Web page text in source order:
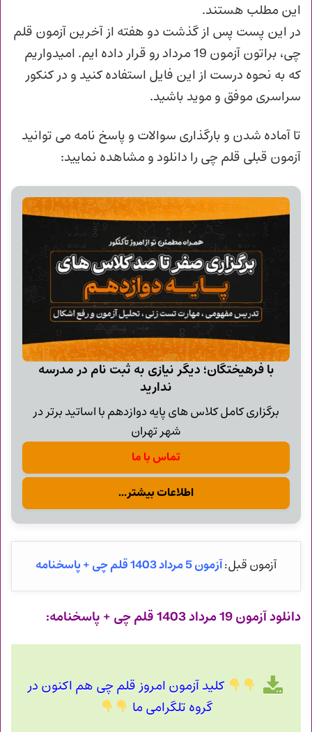
این مطلب هستند.
در این پست پس از گذشت دو هفته از آخرین آزمون قلم
چی، براتون آزمون 19 مرداد رو قرار داده ایم. امیدواریم
که به نحوه درست از این فایل استفاده کنید و در کنکور
سراسری موفق و موید باشید.
تا آماده شدن و بارگذاری سوالات و پاسخ نامه می توانید
آزمون قبلی قلم چی را دانلود و مشاهده نمایید:
با فرهیختگان؛ دیگر نیازی به ثبت نام در مدرسه
ندارید
برگزاری کامل کلاس های پایه دوازدهم با اساتید برتر در
شهر تهران
تماس با ما
اطلاعات بیشتر...
آزمون قبل:آزمون 5 مرداد 1403 قلم چی + پاسخنامه
دانلود آزمون 19 مرداد 1403 قلم چی + پاسخنامه:
کلید آزمون امروز قلم چی هم اکنون در
گروه تلگرامی ما